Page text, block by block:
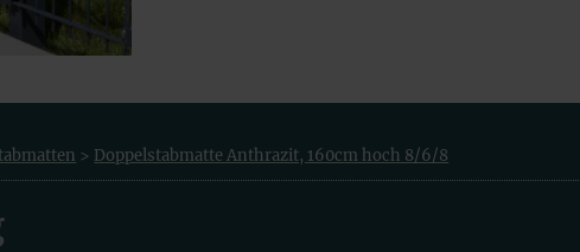
> Doppelstabmatte Anthrazit, 160cm hoch 8/6/8